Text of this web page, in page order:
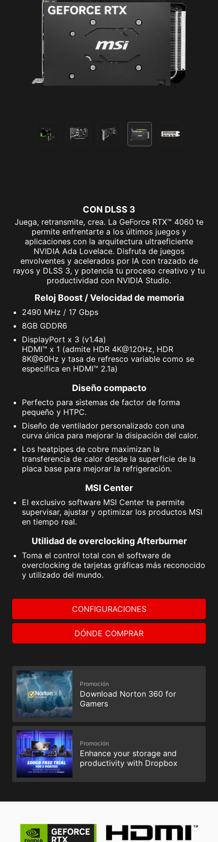
CON DLSS 3
Juega, retransmite, crea. La GeForce RTX™ 4060 te
permite enfrentarte a los últimos juegos y
aplicaciones con la arquitectura ultraeficiente
NVIDIA Ada Lovelace. Disfruta de juegos
envolventes y acelerados por IA con trazado de
rayos y DLSS 3, y potencia tu proceso creativo y tu
productividad con NVIDIA Studio.
Reloj Boost / Velocidad de memoria
2490 MHz / 17 Gbps
8GB GDDR6
DisplayPort x 3 (v1.4a)
HDMI™ x 1 (admite HDR 4K@120Hz, HDR
8K@60Hz y tasa de refresco variable como se
especifica en HDMI™ 2.1a)
Diseño compacto
Perfecto para sistemas de factor de forma
pequeño y HTPC.
Diseño de ventilador personalizado con una
curva única para mejorar la disipación del calor.
Los heatpipes de cobre maximizan la
transferencia de calor desde la superficie de la
placa base para mejorar la refrigeración.
MSI Center
El exclusivo software MSI Center te permite
supervisar, ajustar y optimizar los productos MSI
en tiempo real.
Utilidad de overclocking Afterburner
Toma el control total con el software de
overclocking de tarjetas gráficas más reconocido
y utilizado del mundo.
CONFIGURACIONES
DÓNDE COMPRAR
Promoción
Download Norton 360 for
Gamers
Promoción
Enhance your storage and
productivity with Dropbox